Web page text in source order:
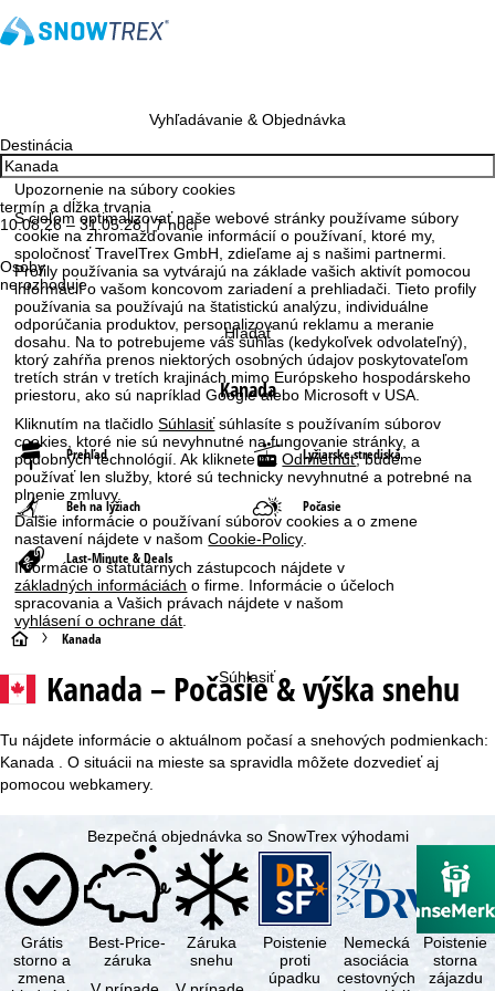
Upozornenie na súbory cookies
S cieľom optimalizovať naše webové stránky používame súbory
cookie na zhromažďovanie informácií o používaní, ktoré my,
spoločnosť TravelTrex GmbH, zdieľame aj s našimi partnermi.
Profily používania sa vytvárajú na základe vašich aktivít pomocou
informácií o vašom koncovom zariadení a prehliadači. Tieto profily
používania sa používajú na štatistickú analýzu, individuálne
odporúčania produktov, personalizovanú reklamu a meranie
dosahu. Na to potrebujeme váš súhlas (kedykoľvek odvolateľný),
ktorý zahŕňa prenos niektorých osobných údajov poskytovateľom
tretích strán v tretích krajinách mimo Európskeho hospodárskeho
priestoru, ako sú napríklad Google alebo Microsoft v USA.
Kliknutím na tlačidloSúhlasiťsúhlasíte s používaním súborov
cookies, ktoré nie sú nevyhnutné na fungovanie stránky, a
podobných technológií. Ak kliknete naOdmietnuť, budeme
používať len služby, ktoré sú technicky nevyhnutné a potrebné na
plnenie zmluvy.
Ďalšie informácie o používaní súborov cookies a o zmene
nastavení nájdete v našomCookie-Policy.
Informácie o štatutárnych zástupcoch nájdete v
základných informáciách o firme. Informácie o účeloch
spracovania a Vašich právach nájdete v našom
vyhlásení o ochrane dát.
Súhlasiť
Vyhľadávanie & Objednávka
Destinácia
termín a dĺžka trvania
10.08.26 – 31.05.28 | 7 nocí
Osoby
nerozhoduje
Hľadať
Kanada
Prehľad Lyžiarske strediská
Beh na lyžiach Počasie
Last-Minute & Deals
H
v
á
s
t
Kanada
Kanada – Počasie & výška snehu
Tu nájdete informácie o aktuálnom počasí a snehových podmienkach:
Kanada . O situácii na mieste sa spravidla môžete dozvedieť aj
pomocou webkamery.
Bezpečná objednávka so SnowTrex výhodami
Grátis
storno a
zmena
Best-Price-
záruka
Záruka
snehu
Poistenie
proti
úpadku
Nemecká
asociácia
cestovných
Poistenie
storna
zájazdu